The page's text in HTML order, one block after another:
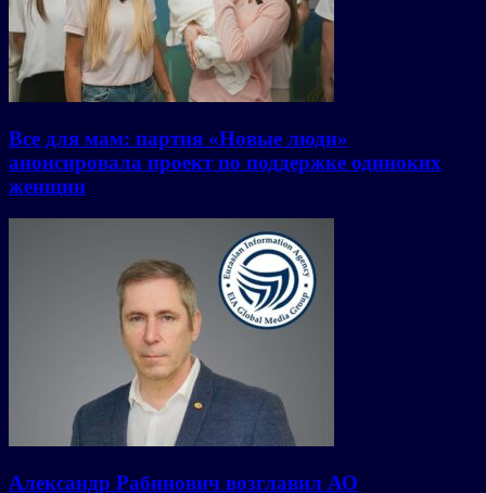
Все для мам: партия «Новые люди»
анонсировала проект по поддержке одиноких
женщин
Александр Рабинович возглавил АО